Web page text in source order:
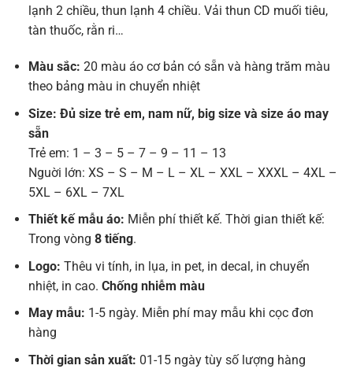
lạnh 2 chiều, thun lạnh 4 chiều. Vải thun CD muối tiêu,
tàn thuốc, rằn ri…
Màu sắc: 20 màu áo cơ bản có sẵn và hàng trăm màu
theo bảng màu in chuyển nhiệt
Size: Đủ size trẻ em, nam nữ, big size và size áo may
sẵn
Trẻ em: 1 – 3 – 5 – 7 – 9 – 11 – 13
Nguời lớn: XS – S – M – L – XL – XXL – XXXL – 4XL –
5XL – 6XL – 7XL
Thiết kế mẫu áo: Miễn phí thiết kế. Thời gian thiết kế:
Trong vòng 8 tiếng.
Logo: Thêu vi tính, in lụa, in pet, in decal, in chuyển
nhiệt, in cao. Chống nhiễm màu
May mẫu: 1-5 ngày. Miễn phí may mẫu khi cọc đơn
hàng
Thời gian sản xuất: 01-15 ngày tùy số lượng hàng